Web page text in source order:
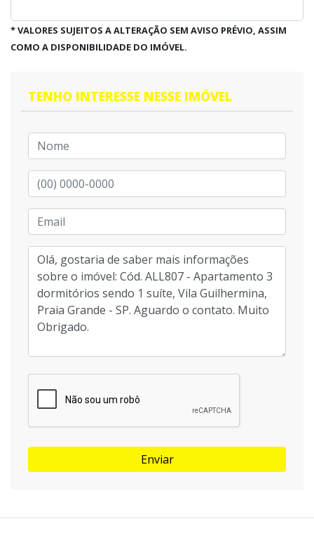
* VALORES SUJEITOS A ALTERAÇÃO SEM AVISO PRÉVIO, ASSIM
COMO A DISPONIBILIDADE DO IMÓVEL.
TENHO INTERESSE NESSE IMÓVEL
Enviar